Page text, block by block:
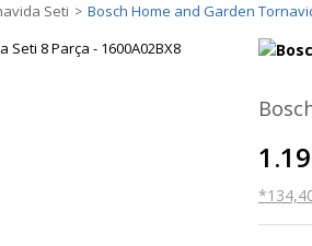
Seti Bosch Home and Garden